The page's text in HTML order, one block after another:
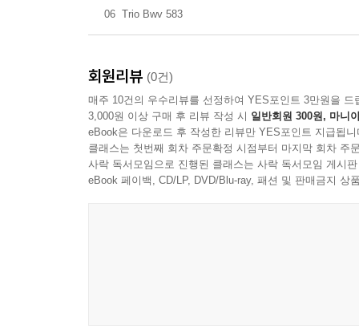
06 Trio Bwv 583
회원리뷰 (0건)
매주 10건의 우수리뷰를 선정하여 YES포인트 3만원을 드
3,000원 이상 구매 후 리뷰 작성 시 일반회원 300원, 마니
eBook은 다운로드 후 작성한 리뷰만 YES포인트 지급됩니
클래스는 첫번째 회차 주문확정 시점부터 마지막 회차 주
사락 독서모임으로 진행된 클래스는 사락 독서모임 게시
eBook 페이백, CD/LP, DVD/Blu-ray, 패션 및 판매금지 상